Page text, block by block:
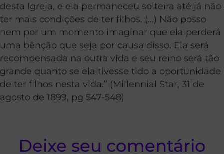
desta Igreja, e ela permaneceu solteira até já não
ter mais condições de ter filhos. (…) Não posso
nem por um momento imaginar que ela perderá
uma bênção que seja por causa disso. Ela será
recompensada na outra vida e seu reino será tão
grande quanto se ela tivesse tido a oportunidade
de ter filhos nesta vida.” (Millennial Star, 31 de
agosto de 1899, pg 547-548)
Deixe seu comentário